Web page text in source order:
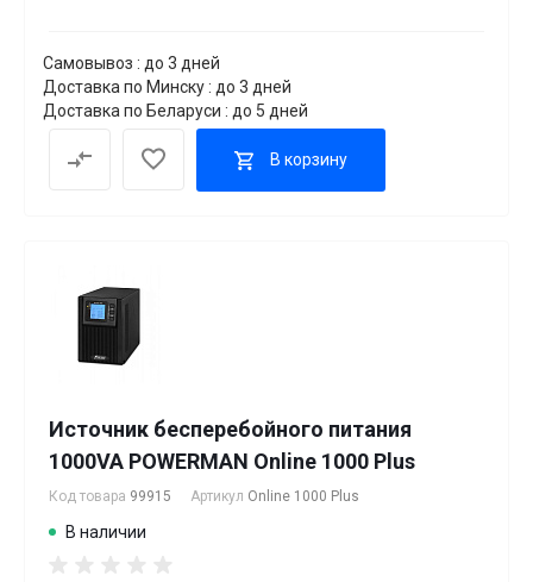
Самовывоз : до 3 дней
Доставка по Минску : до 3 дней
Доставка по Беларуси : до 5 дней
В корзину
Источник бесперебойного питания
1000VA POWERMAN Online 1000 Plus
Код товара 99915 Артикул Online 1000 Plus
В наличии